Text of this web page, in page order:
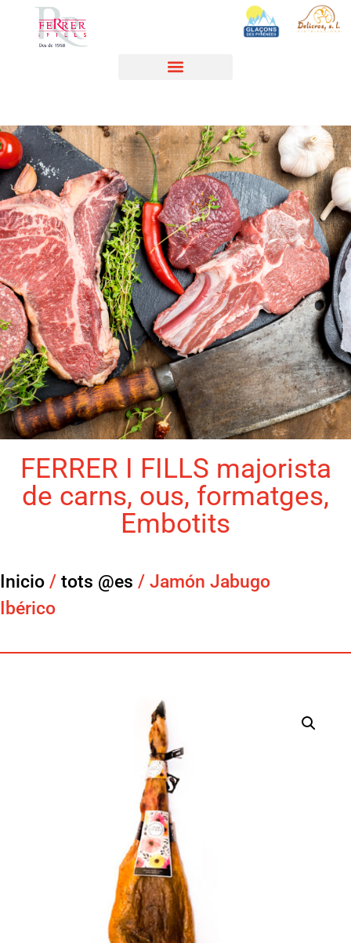
FERRER I FILLS majorista
de carns, ous, formatges,
Embotits
Inicio / tots @es / Jamón Jabugo
Ibérico